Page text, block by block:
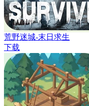
荒野迷城-末日求生
下载